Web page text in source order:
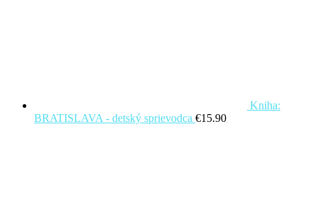
Kniha:
BRATISLAVA - detský sprievodca €15.90